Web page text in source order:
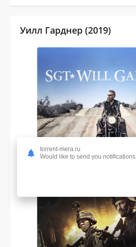
Уилл Гарднер (2019)
torrent-mera.ru
Would like to send you notifications